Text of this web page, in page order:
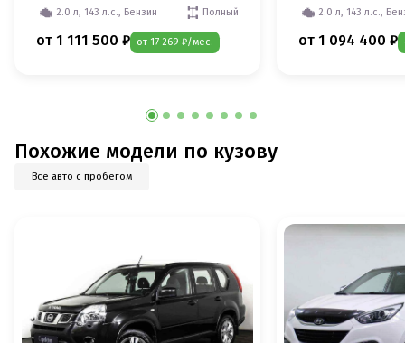
2.0 л, 143 л.с., Бензин
Полный
от 1 111 500 ₽ от 17 269 ₽/мес.
2.0 л, 143 л.с.,
от 1 094 400 ₽
Похожие модели по кузову
Все авто с пробегом